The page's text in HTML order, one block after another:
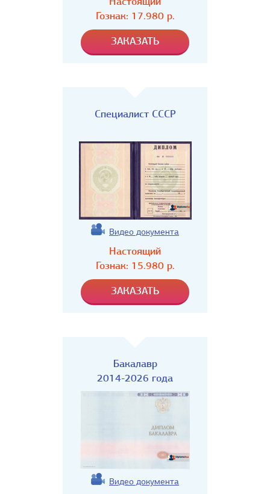
Гознак: 17.980р.
Специалист СССР
Видео документа
Настоящий
Гознак: 15.980р.
Бакалавр
2014-2026 года
Видео документа